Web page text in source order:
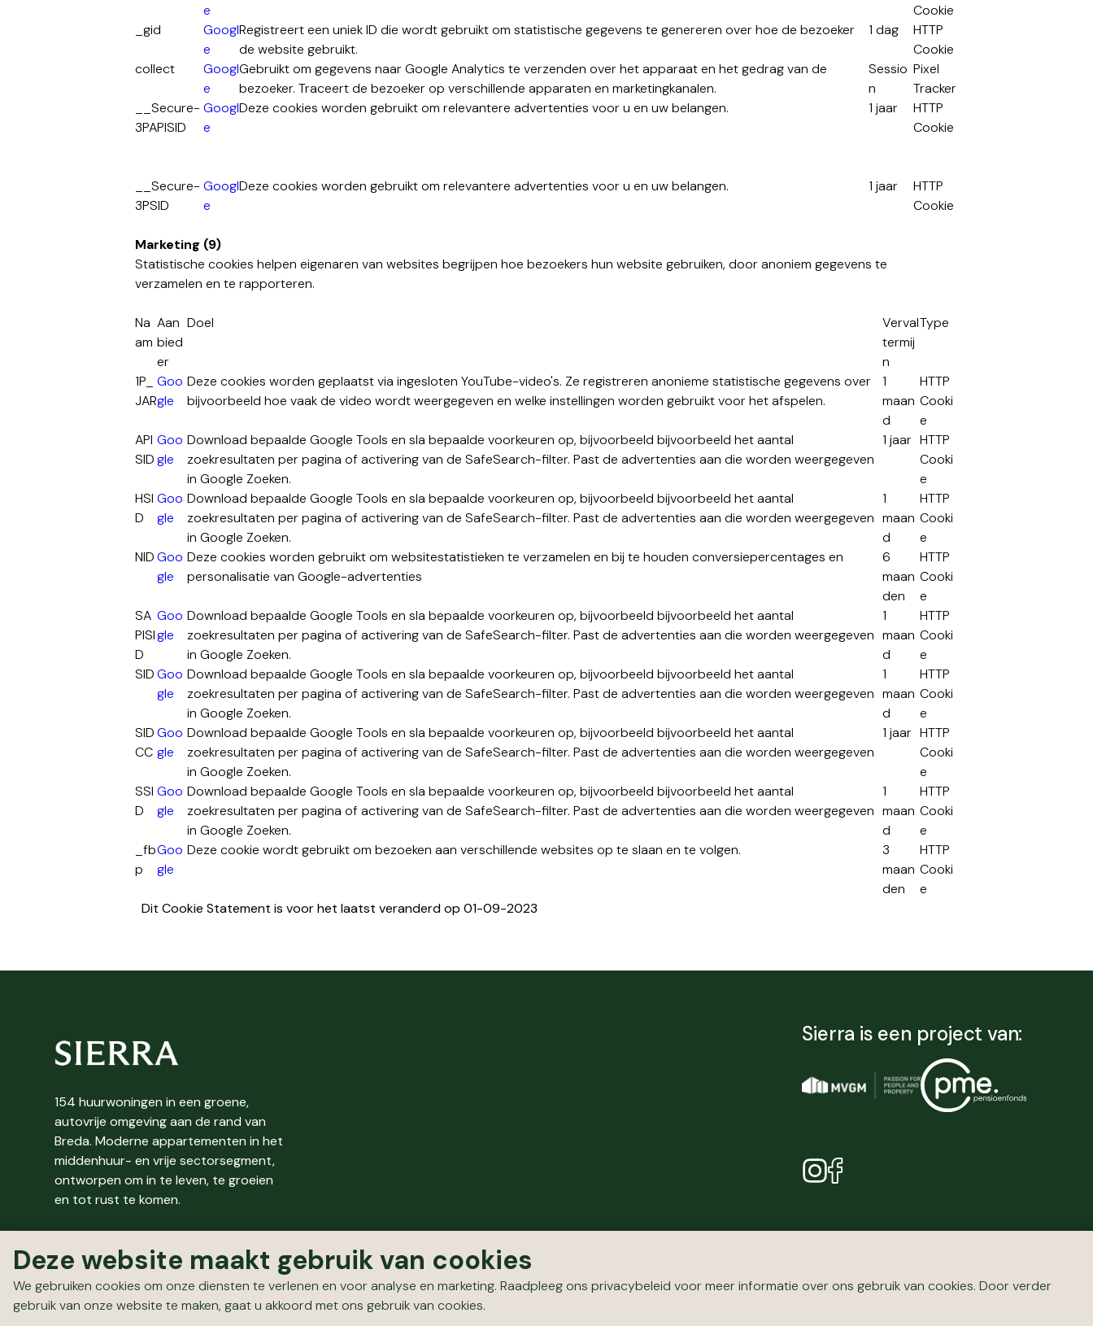
e
Cookie
_gid
Googl
e
Registreert een uniek ID die wordt gebruikt om statistische gegevens te genereren over hoe de bezoeker
de website gebruikt.
1 dag
HTTP
Cookie
collect
Googl
e
Gebruikt om gegevens naar Google Analytics te verzenden over het apparaat en het gedrag van de
bezoeker. Traceert de bezoeker op verschillende apparaten en marketingkanalen.
Sessio
n
Pixel
Tracker
__Secure-
3PAPISID
Googl
e
1 jaar
HTTP
Cookie
__Secure-
3PSID
Googl
e
Deze cookies worden gebruikt om relevantere advertenties voor u en uw belangen. 1 jaar
HTTP
Cookie
Marketing (9)
Statistische cookies helpen eigenaren van websites begrijpen hoe bezoekers hun website gebruiken, door anoniem gegevens te
verzamelen en te rapporteren.
Na
am
Aan
bied
er
Doel
Verval
termij
n
Type
1P_
JAR
Goo
gle
Deze cookies worden geplaatst via ingesloten YouTube-video's. Ze registreren anonieme statistische gegevens over
bijvoorbeeld hoe vaak de video wordt weergegeven en welke instellingen worden gebruikt voor het afspelen.
1
maan
d
HTTP
Cooki
e
API
SID
Goo
gle
Download bepaalde Google Tools en sla bepaalde voorkeuren op, bijvoorbeeld bijvoorbeeld het aantal
zoekresultaten per pagina of activering van de SafeSearch-filter. Past de advertenties aan die worden weergegeven
in Google Zoeken.
1 jaar HTTP
Cooki
e
HSI
D
Goo
gle
Download bepaalde Google Tools en sla bepaalde voorkeuren op, bijvoorbeeld bijvoorbeeld het aantal
zoekresultaten per pagina of activering van de SafeSearch-filter. Past de advertenties aan die worden weergegeven
in Google Zoeken.
1
maan
d
HTTP
Cooki
e
NID Goo
gle
Deze cookies worden gebruikt om websitestatistieken te verzamelen en bij te houden conversiepercentages en
personalisatie van Google-advertenties
6
maan
den
HTTP
Cooki
e
SA
PISI
D
Goo
gle
Download bepaalde Google Tools en sla bepaalde voorkeuren op, bijvoorbeeld bijvoorbeeld het aantal
zoekresultaten per pagina of activering van de SafeSearch-filter. Past de advertenties aan die worden weergegeven
in Google Zoeken.
1
maan
d
HTTP
Cooki
e
SID Goo
gle
Download bepaalde Google Tools en sla bepaalde voorkeuren op, bijvoorbeeld bijvoorbeeld het aantal
zoekresultaten per pagina of activering van de SafeSearch-filter. Past de advertenties aan die worden weergegeven
in Google Zoeken.
1
maan
d
HTTP
Cooki
e
SID
CC
Goo
gle
Download bepaalde Google Tools en sla bepaalde voorkeuren op, bijvoorbeeld bijvoorbeeld het aantal
zoekresultaten per pagina of activering van de SafeSearch-filter. Past de advertenties aan die worden weergegeven
in Google Zoeken.
1 jaar HTTP
Cooki
e
SSI
D
Goo
gle
Download bepaalde Google Tools en sla bepaalde voorkeuren op, bijvoorbeeld bijvoorbeeld het aantal
zoekresultaten per pagina of activering van de SafeSearch-filter. Past de advertenties aan die worden weergegeven
in Google Zoeken.
1
maan
d
HTTP
Cooki
e
_fb
p
Goo
gle
Deze cookie wordt gebruikt om bezoeken aan verschillende websites op te slaan en te volgen.
3
maan
den
HTTP
Cooki
e
Dit Cookie Statement is voor het laatst veranderd op 01-09-2023
154 huurwoningen in een groene,
autovrije omgeving aan de rand van
Breda. Moderne appartementen in het
middenhuur- en vrije sectorsegment,
ontworpen om in te leven, te groeien
en tot rust te komen.
Telefoon: 088 432 40 80
Whatsapp: 088 432 4700
Sierra is een project van:
Deze website maakt gebruik van cookies
We gebruiken cookies om onze diensten te verlenen en voor analyse en marketing. Raadpleeg ons privacybeleid voor meer informatie over ons gebruik van cookies. Door verder
gebruik van onze website te maken, gaat u akkoord met ons gebruik van cookies.